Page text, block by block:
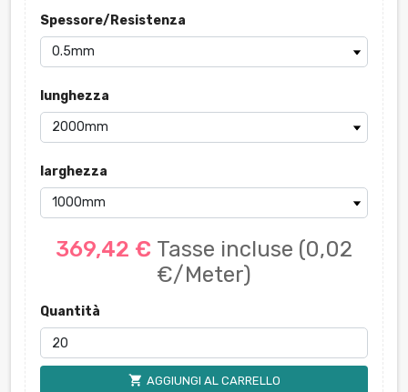
Spessore/Resistenza
lunghezza
larghezza
369,42 € Tasse incluse (0,02
€/Meter)
Quantità
shopping_cart AGGIUNGI AL CARRELLO